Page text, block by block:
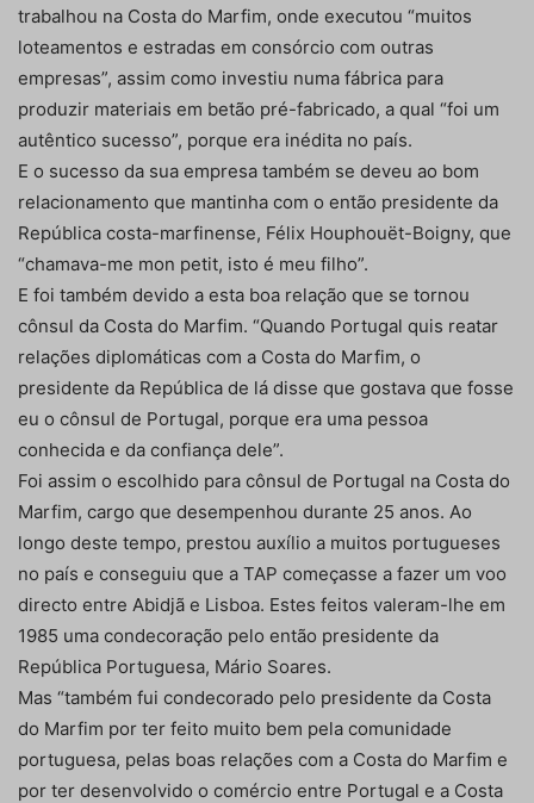
trabalhou na Costa do Marfim, onde executou “muitos
loteamentos e estradas em consórcio com outras
empresas”, assim como investiu numa fábrica para
produzir materiais em betão pré-fabricado, a qual “foi um
autêntico sucesso”, porque era inédita no país.
E o sucesso da sua empresa também se deveu ao bom
relacionamento que mantinha com o então presidente da
República costa-marfinense, Félix Houphouët-Boigny, que
“chamava-me mon petit, isto é meu filho”.
E foi também devido a esta boa relação que se tornou
cônsul da Costa do Marfim. “Quando Portugal quis reatar
relações diplomáticas com a Costa do Marfim, o
presidente da República de lá disse que gostava que fosse
eu o cônsul de Portugal, porque era uma pessoa
conhecida e da confiança dele”.
Foi assim o escolhido para cônsul de Portugal na Costa do
Marfim, cargo que desempenhou durante 25 anos. Ao
longo deste tempo, prestou auxílio a muitos portugueses
no país e conseguiu que a TAP começasse a fazer um voo
directo entre Abidjã e Lisboa. Estes feitos valeram-lhe em
1985 uma condecoração pelo então presidente da
República Portuguesa, Mário Soares.
Mas “também fui condecorado pelo presidente da Costa
do Marfim por ter feito muito bem pela comunidade
portuguesa, pelas boas relações com a Costa do Marfim e
por ter desenvolvido o comércio entre Portugal e a Costa